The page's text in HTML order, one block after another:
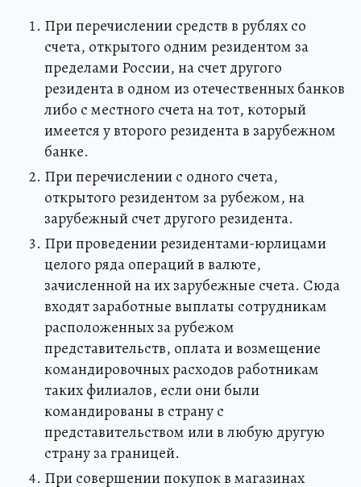
При перечислении средств в рублях со
счета, открытого одним резидентом за
пределами России, на счет другого
резидента в одном из отечественных банков
либо с местного счета на тот, который
имеется у второго резидента в зарубежном
банке.
При перечислении с одного счета,
открытого резидентом за рубежом, на
зарубежный счет другого резидента.
При проведении резидентами-юрлицами
целого ряда операций в валюте,
зачисленной на их зарубежные счета. Сюда
входят заработные выплаты сотрудникам
расположенных за рубежом
представительств, оплата и возмещение
командировочных расходов работникам
таких филиалов, если они были
командированы в страну с
представительством или в любую другую
страну за границей.
При совершении покупок в магазинах